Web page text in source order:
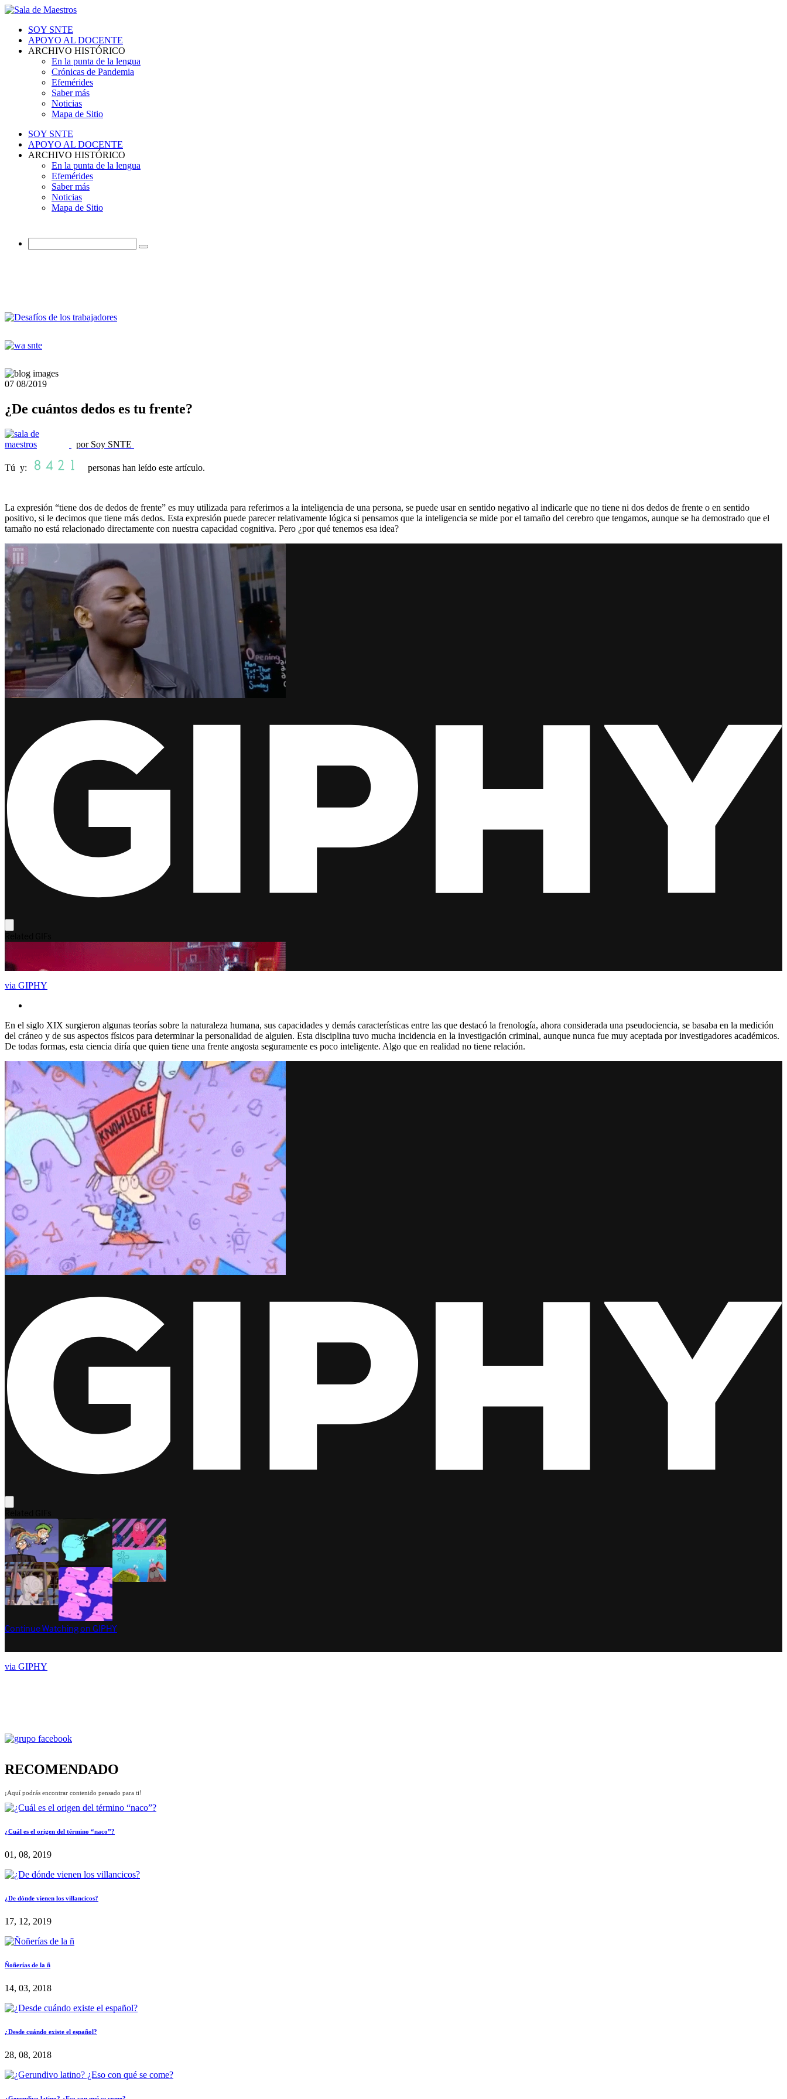
SOY SNTE
APOYO AL DOCENTE
ARCHIVO HISTÓRICO
En la punta de la lengua
Crónicas de Pandemia
Efemérides
Saber más
Noticias
Mapa de Sitio
SOY SNTE
APOYO AL DOCENTE
ARCHIVO HISTÓRICO
En la punta de la lengua
Efemérides
Saber más
Noticias
Mapa de Sitio
07 08/2019
¿De cuántos dedos es tu frente?
por Soy SNTE
Tú y: personas han leído este artículo.
La expresión “tiene dos de dedos de frente” es muy utilizada para referirnos a la inteligencia de una persona, se puede usar en sentido negativo al indicarle que no tiene ni dos dedos de frente o en sentido
positivo, si le decimos que tiene más dedos. Esta expresión puede parecer relativamente lógica si pensamos que la inteligencia se mide por el tamaño del cerebro que tengamos, aunque se ha demostrado que el
tamaño no está relacionado directamente con nuestra capacidad cognitiva. Pero ¿por qué tenemos esa idea?
via GIPHY
En el siglo XIX surgieron algunas teorías sobre la naturaleza humana, sus capacidades y demás características entre las que destacó la frenología, ahora considerada una pseudociencia, se basaba en la medición
del cráneo y de sus aspectos físicos para determinar la personalidad de alguien. Esta disciplina tuvo mucha incidencia en la investigación criminal, aunque nunca fue muy aceptada por investigadores académicos.
De todas formas, esta ciencia diría que quien tiene una frente angosta seguramente es poco inteligente. Algo que en realidad no tiene relación.
via GIPHY
RECOMENDADO
¡Aquí podrás encontrar contenido pensado para ti!
¿Cuál es el origen del término “naco”?
01, 08, 2019
¿De dónde vienen los villancicos?
17, 12, 2019
Ñoñerías de la ñ
14, 03, 2018
¿Desde cuándo existe el español?
28, 08, 2018